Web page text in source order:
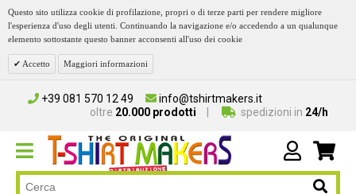
Questo sito utilizza cookie di profilazione, propri o di terze parti per rendere migliore
l'esperienza d'uso degli utenti. Continuando la navigazione e/o accedendo a un qualunque
elemento sottostante questo banner acconsenti all'uso dei cookie
Accetto Maggiori informazioni
+39 081 570 12 49
info@tshirtmakers.it
oltre 20.000 prodotti spedizioni in 24/h